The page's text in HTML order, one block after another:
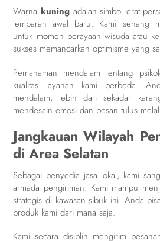
Warnakuning adalah simbol erat
lembaran awal baru. Kami senang
untuk momen perayaan wisuda atau
sukses memancarkan optimisme yang
Pemahaman mendalam tentang
kualitas layanan kami berbeda.
mendalam, lebih dari sekadar
mendesain emosi dan pesan tulus
Jangkauan Wilayah
di Area Selatan
Sebagai penyedia jasa lokal, kami
armada pengiriman. Kami mampu
strategis di kawasan sibuk ini. Anda
produk kami dari mana saja.
Kami secara disiplin mengirim